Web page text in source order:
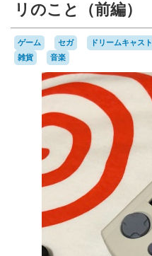
リのこと（前編）
ゲーム セガ ドリームキャスト
雑貨
音楽